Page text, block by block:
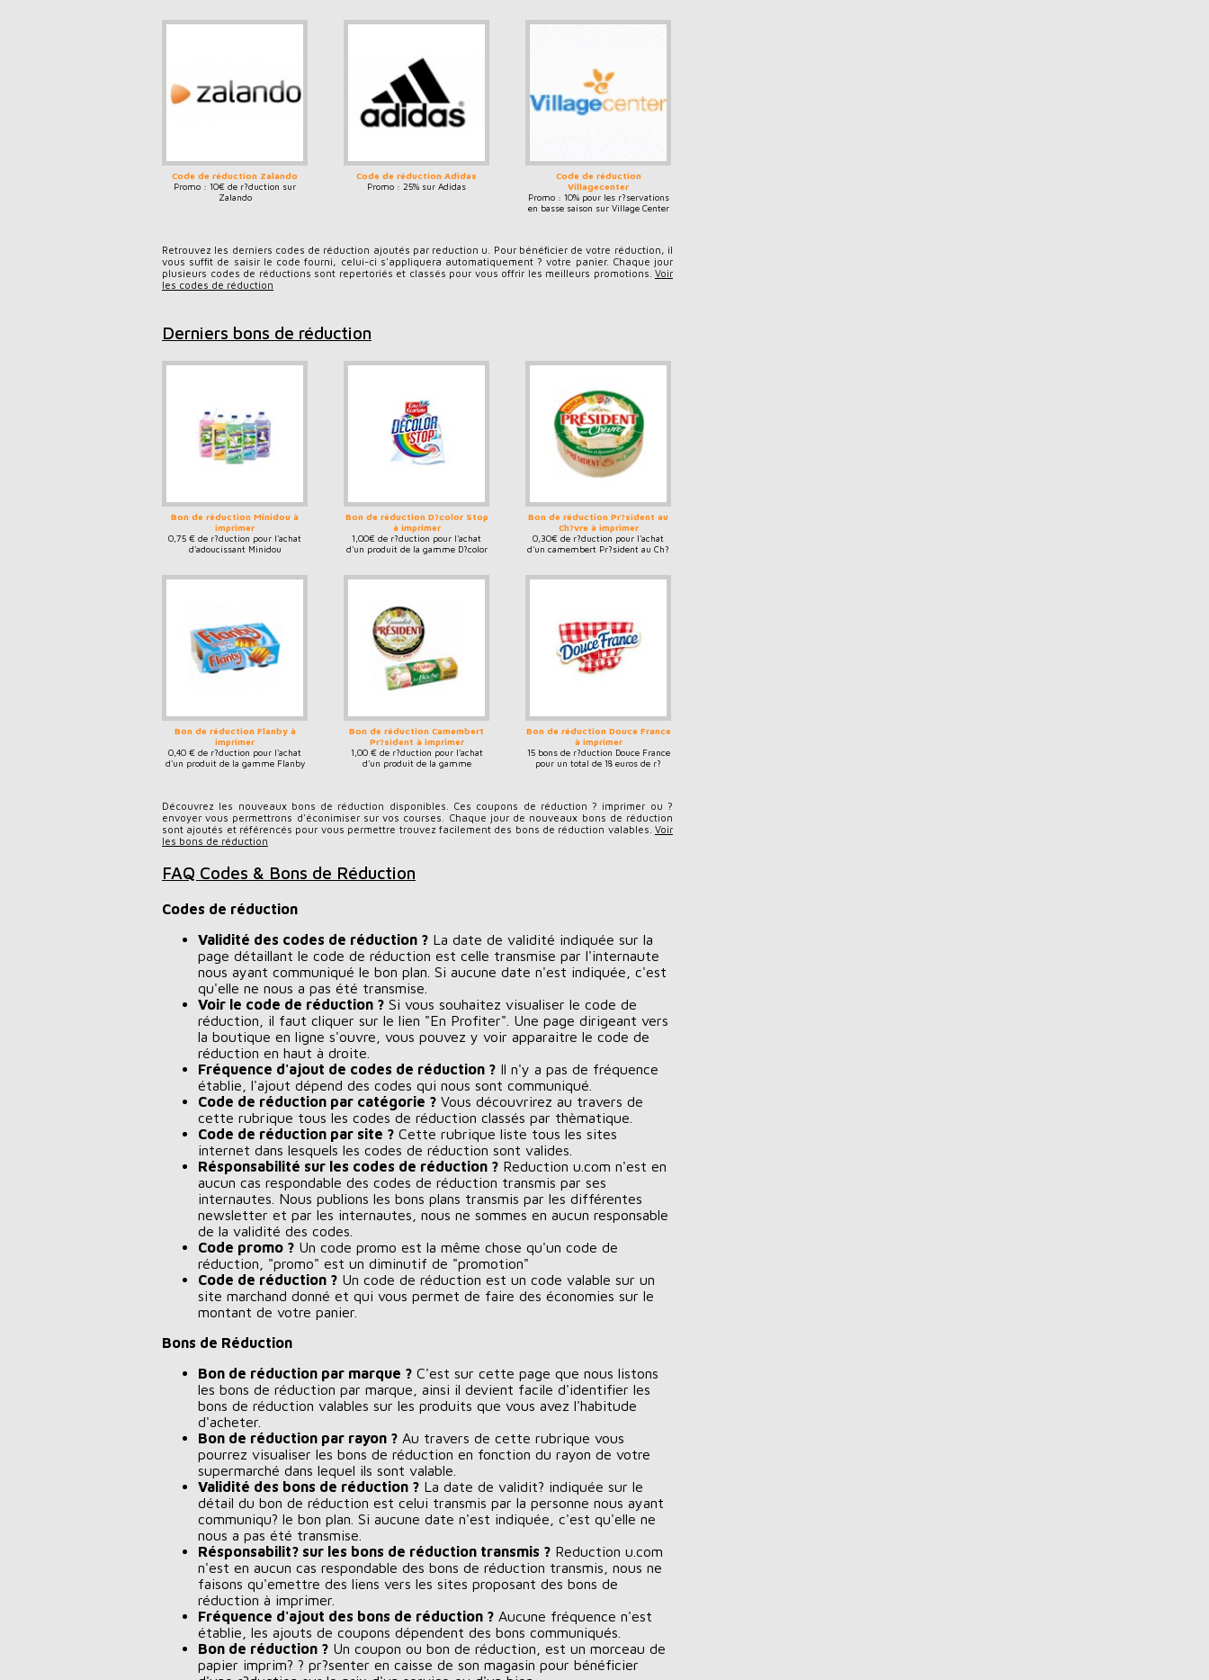
Code de réduction Zalando
Promo : 10€ de r?duction sur
Zalando
Code de réduction Adidas
Promo : 25% sur Adidas
Code de réduction
Villagecenter
Promo : 10% pour les r?servations
en basse saison sur Village Center
Retrouvez les derniers codes de réduction ajoutés par reduction u. Pour bénéficier de votre réduction, il
vous suffit de saisir le code fourni, celui-ci s'appliquera automatiquement ? votre panier. Chaque jour
plusieurs codes de réductions sont repertoriés et classés pour vous offrir les meilleurs promotions. Voir
les codes de réduction
Derniers bons de réduction
Bon de réduction Minidou à
imprimer
0,75 € de r?duction pour l'achat
d'adoucissant Minidou
Bon de réduction D?color Stop
à imprimer
1,00€ de r?duction pour l'achat
d'un produit de la gamme D?color
Bon de réduction Pr?sident au
Ch?vre à imprimer
0,30€ de r?duction pour l'achat
d'un camembert Pr?sident au Ch?
Bon de réduction Flanby à
imprimer
0,40 € de r?duction pour l'achat
d'un produit de la gamme Flanby
Bon de réduction Camembert
Pr?sident à imprimer
1,00 € de r?duction pour l'achat
d'un produit de la gamme
Bon de réduction Douce France
à imprimer
15 bons de r?duction Douce France
pour un total de 18 euros de r?
Découvrez les nouveaux bons de réduction disponibles. Ces coupons de réduction ? imprimer ou ?
envoyer vous permettrons d'éconimiser sur vos courses. Chaque jour de nouveaux bons de réduction
sont ajoutés et référencés pour vous permettre trouvez facilement des bons de réduction valables. Voir
les bons de réduction
FAQ Codes & Bons de Réduction
Codes de réduction
Validité des codes de réduction ? La date de validité indiquée sur la
page détaillant le code de réduction est celle transmise par l'internaute
nous ayant communiqué le bon plan. Si aucune date n'est indiquée, c'est
qu'elle ne nous a pas été transmise.
Voir le code de réduction ? Si vous souhaitez visualiser le code de
réduction, il faut cliquer sur le lien "En Profiter". Une page dirigeant vers
la boutique en ligne s'ouvre, vous pouvez y voir apparaitre le code de
réduction en haut à droite.
Fréquence d'ajout de codes de réduction ? Il n'y a pas de fréquence
établie, l'ajout dépend des codes qui nous sont communiqué.
Code de réduction par catégorie ? Vous découvrirez au travers de
cette rubrique tous les codes de réduction classés par thèmatique.
Code de réduction par site ? Cette rubrique liste tous les sites
internet dans lesquels les codes de réduction sont valides.
Résponsabilité sur les codes de réduction ? Reduction u.com n'est en
aucun cas respondable des codes de réduction transmis par ses
internautes. Nous publions les bons plans transmis par les différentes
newsletter et par les internautes, nous ne sommes en aucun responsable
de la validité des codes.
Code promo ? Un code promo est la même chose qu'un code de
réduction, "promo" est un diminutif de "promotion"
Code de réduction ? Un code de réduction est un code valable sur un
site marchand donné et qui vous permet de faire des économies sur le
montant de votre panier.
Bons de Réduction
Bon de réduction par marque ? C'est sur cette page que nous listons
les bons de réduction par marque, ainsi il devient facile d'identifier les
bons de réduction valables sur les produits que vous avez l'habitude
d'acheter.
Bon de réduction par rayon ? Au travers de cette rubrique vous
pourrez visualiser les bons de réduction en fonction du rayon de votre
supermarché dans lequel ils sont valable.
Validité des bons de réduction ? La date de validit? indiquée sur le
détail du bon de réduction est celui transmis par la personne nous ayant
communiqu? le bon plan. Si aucune date n'est indiquée, c'est qu'elle ne
nous a pas été transmise.
Résponsabilit? sur les bons de réduction transmis ? Reduction u.com
n'est en aucun cas respondable des bons de réduction transmis, nous ne
faisons qu'emettre des liens vers les sites proposant des bons de
réduction à imprimer.
Fréquence d'ajout des bons de réduction ? Aucune fréquence n'est
établie, les ajouts de coupons dépendent des bons communiqués.
Bon de réduction ? Un coupon ou bon de réduction, est un morceau de
papier imprim? ? pr?senter en caisse de son magasin pour bénéficier